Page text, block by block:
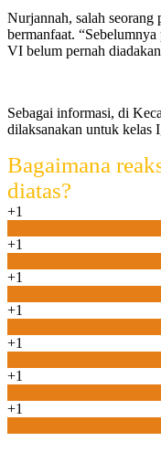
Nurjannah, salah seorang
bermanfaat.
VI belum pernah
Sebagai informasi, di
dilaksanakan untuk kelas
Bagaimana
diatas?
+1
+1
+1
+1
+1
+1
+1